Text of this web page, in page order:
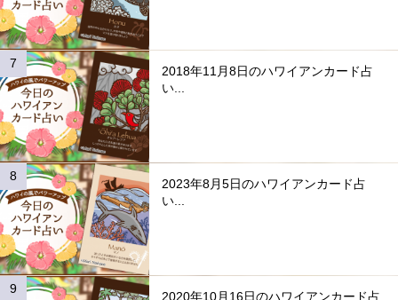
2018年11月8日のハワイアンカード占
い...
2023年8月5日のハワイアンカード占
い...
2020年10月16日のハワイアンカード占